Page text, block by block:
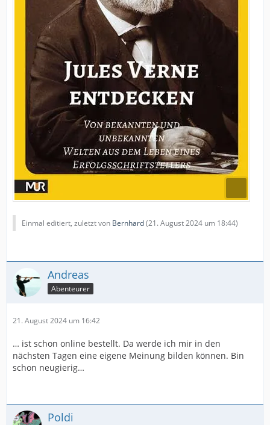
Einmal editiert, zuletzt von Bernhard(21. August 2024 um 18:44)
Andreas
Abenteurer
21. August 2024 um 16:42
… ist schon online bestellt. Da werde ich mir in den
nächsten Tagen eine eigene Meinung bilden können. Bin
schon neugierig…
Poldi